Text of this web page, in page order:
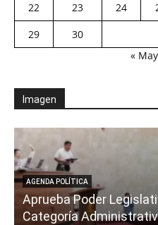
22
23 24
29
30
« May
Imagen
AGENDA POLÍTICA
Aprueba Poder
Categoría